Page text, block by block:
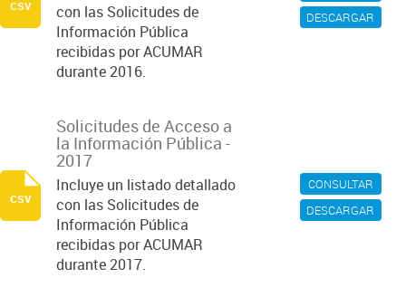
DESCARGAR
con las Solicitudes de
Información Pública
recibidas por ACUMAR
durante 2016.
csv
CONSULTAR
DESCARGAR
Solicitudes de Acceso a
la Información Pública -
2017
Incluye un listado detallado
con las Solicitudes de
Información Pública
recibidas por ACUMAR
durante 2017.
csv